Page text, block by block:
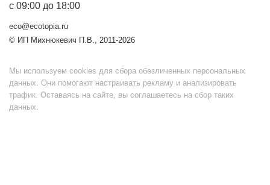
с 09:00 до 18:00
eco@ecotopia.ru
© ИП Михнюкевич П.В., 2011-2026
Мы используем cookies для сбора обезличенных персональных
данных. Они помогают настраивать рекламу и анализировать
трафик. Оставаясь на сайте, вы соглашаетесь на сбор таких
данных.